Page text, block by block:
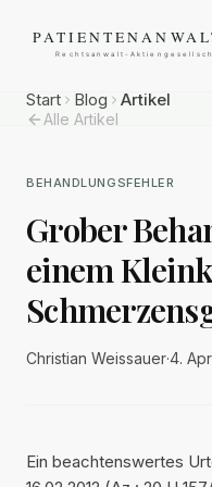
Start Blog Artikel
Alle Artikel
BEHANDLUNGSFEHLER
Grober
einem
Christian Weissauer·4.
Ein beachtenswertes